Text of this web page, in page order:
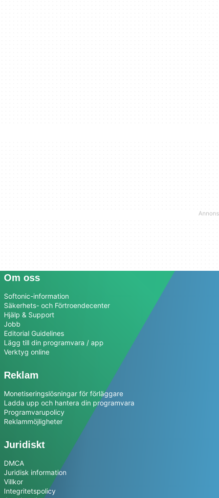
Om oss
Softonic-information
Säkerhets- och Förtroendecenter
Hjälp & Support
Jobb
Editorial Guidelines
Lägg till din programvara / app
Verktyg online
Reklam
Monetiseringslösningar för förläggare
Ladda upp och hantera din programvara
Programvarupolicy
Reklammöjligheter
Juridiskt
DMCA
Juridisk information
Villkor
Integritetspolicy